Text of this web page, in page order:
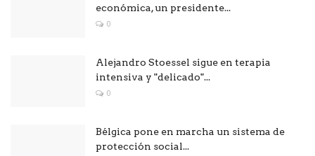
económica, un presidente...
0
Alejandro Stoessel sigue en terapia
intensiva y "delicado"...
0
Bélgica pone en marcha un sistema de
protección social...